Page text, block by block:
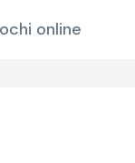
online